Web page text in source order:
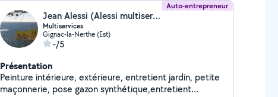
Auto-entrepreneur
Jean Alessi (Alessi multiservices)
Multiservices
Gignac-la-Nerthe (Est)
-/5
Présentation
Peinture intérieure, extérieure, entretient jardin, petite
maçonnerie, pose gazon synthétique,entretient